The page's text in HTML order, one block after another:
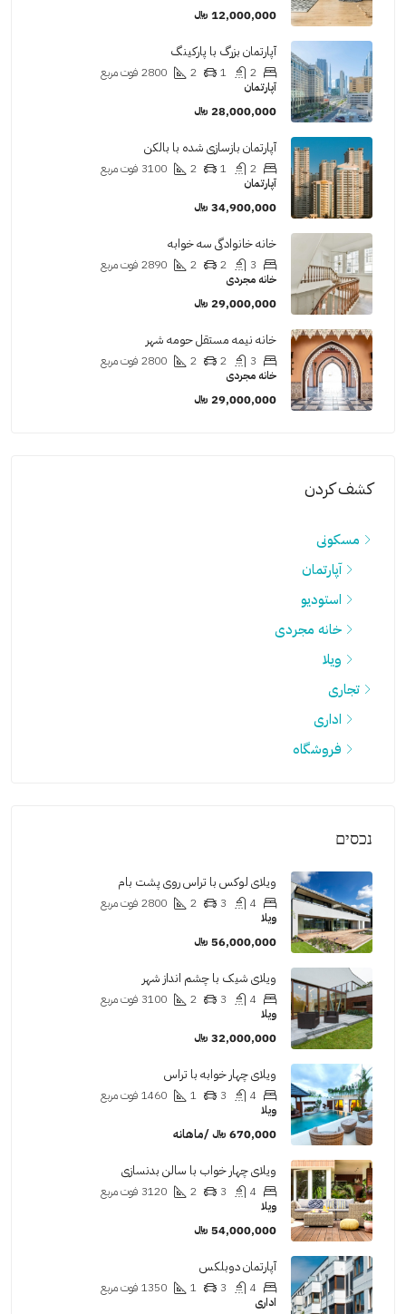
12,000,000 ﷼
آپارتمان بزرگ با پارکینگ
2
1
2
2800 فوت مربع
آپارتمان
28,000,000 ﷼
آپارتمان بازسازی شده با بالکن
2
1
2
3100 فوت مربع
آپارتمان
34,900,000 ﷼
خانه خانوادگی سه خوابه
3
2
2
2890 فوت مربع
خانه مجردی
29,000,000 ﷼
خانه نیمه مستقل حومه شهر
3
2
2
2800 فوت مربع
خانه مجردی
29,000,000 ﷼
كشف كردن
مسکونی
آپارتمان
استودیو
خانه مجردی
ویلا
تجاری
اداری
فروشگاه
נכסים
ویلای لوکس با تراس روی پشت بام
4
3
2
2800 فوت مربع
ویلا
56,000,000 ﷼
ویلای شیک با چشم انداز شهر
4
3
2
3100 فوت مربع
ویلا
32,000,000 ﷼
ویلای چهار خوابه با تراس
4
3
1
1460 فوت مربع
ویلا
670,000 ﷼ /ماهانه
ویلای چهار خواب با سالن بدنسازی
4
3
2
3120 فوت مربع
ویلا
54,000,000 ﷼
آپارتمان دوبلکس
4
3
1
1350 فوت مربع
اداری